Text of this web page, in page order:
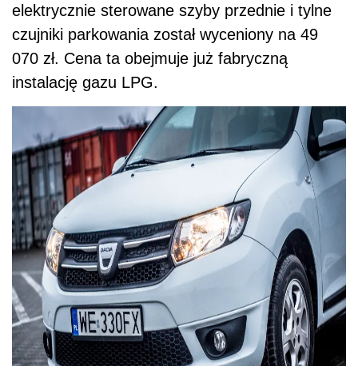
elektrycznie sterowane szyby przednie i tylne
czujniki parkowania został wyceniony na 49
070 zł. Cena ta obejmuje już fabryczną
instalację gazu LPG.